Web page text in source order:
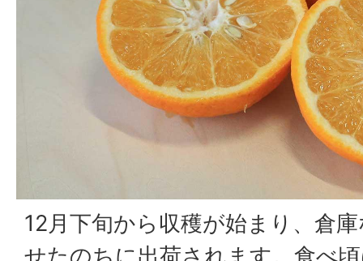
12月下旬から収穫が始まり、倉
せたのちに出荷されます。食べ